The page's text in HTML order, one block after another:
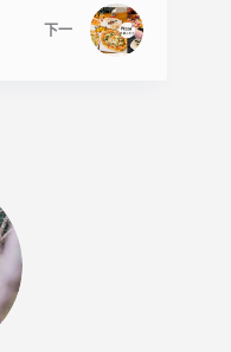
下一